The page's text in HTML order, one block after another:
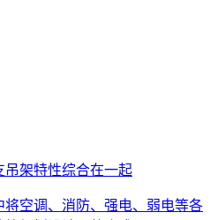
吊架特性综合在一起
空调、消防、强电、弱电等各